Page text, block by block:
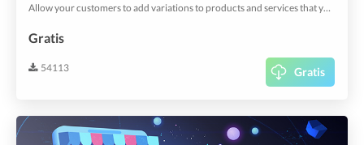
Allow your customers to add variations to products and services that you sell. Give customers options that they can add to the base products to customize their orders & bookings as they prefer.
Gratis
54113 Gratis